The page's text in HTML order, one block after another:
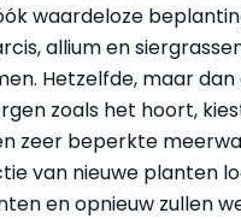
waardeloze
allium en
Hetzelfde, maar
zoals het hoort,
zeer beperkte
van nieuwe planten
en opnieuw zullen